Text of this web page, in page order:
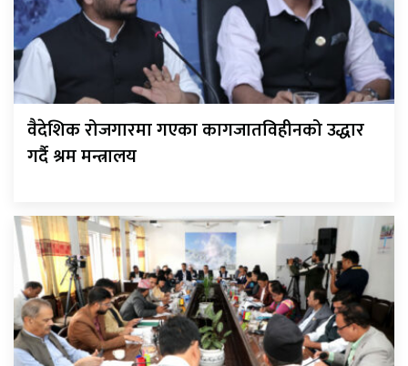
वैदेशिक रोजगारमा गएका कागजातविहीनको उद्धार
गर्दै श्रम मन्त्रालय